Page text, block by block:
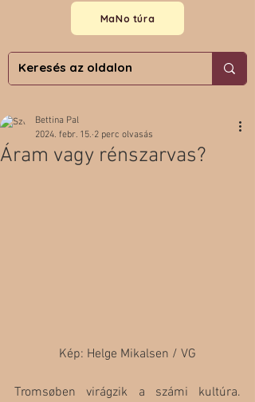
MaNo túra
Áram vagy rénszarvas?
Bettina Pal
2024. febr. 15. 2 perc olvasás
Kép: Helge Mikalsen / VG
Tromsøben virágzik a számi kultúra.